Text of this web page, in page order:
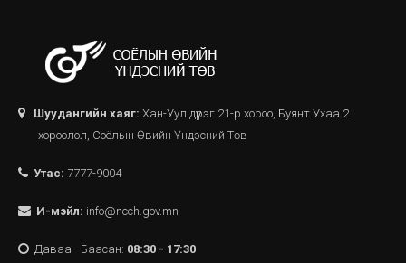
Шуудангийн хаяг: Хан-Уул дүүрэг 21-р хороо, Буянт Ухаа 2
хороолол, Соёлын Өвийн Үндэсний Төв
Утас: 7777-9004
И-мэйл: info@ncch.gov.mn
Даваа - Баасан: 08:30 - 17:30